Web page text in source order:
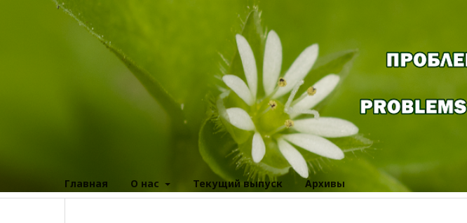
Главная О нас Текущий выпуск Архивы